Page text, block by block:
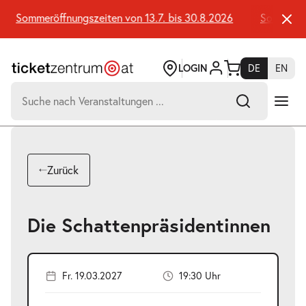
Seiteninhalt
springen
Sommeröffnungszeiten von 13.7. bis 30.8.2026
LOGIN DE
EN
nach:
Suchtreffer:
Zurück
Die Schattenpräsidentinnen
Fr. 19.03.2027 19:30 Uhr